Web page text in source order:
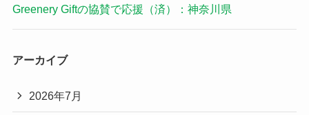
Greenery Giftの協賛で応援（済）：神奈川県
アーカイブ
2026年7月